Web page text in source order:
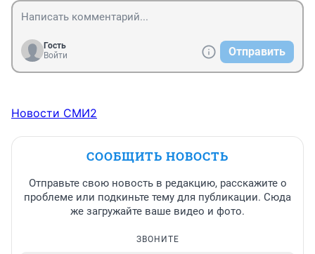
Гость
Войти
Отправить
Новости СМИ2
СООБЩИТЬ НОВОСТЬ
Отправьте свою новость в редакцию, расскажите о
проблеме или подкиньте тему для публикации. Сюда
же загружайте ваше видео и фото.
ЗВОНИТЕ